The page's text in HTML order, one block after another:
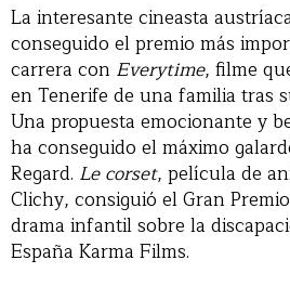
La interesante cineasta
conseguido el premio más
carrera con Everytime, filme
en Tenerife de una familia tras
Una propuesta emocionante y
ha conseguido el máximo
Regard. Le corset, película de
Clichy, consiguió el Gran
drama infantil sobre la
España Karma Films.